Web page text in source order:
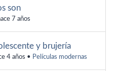
son
7 años
y brujería
4 años • Películas modernas